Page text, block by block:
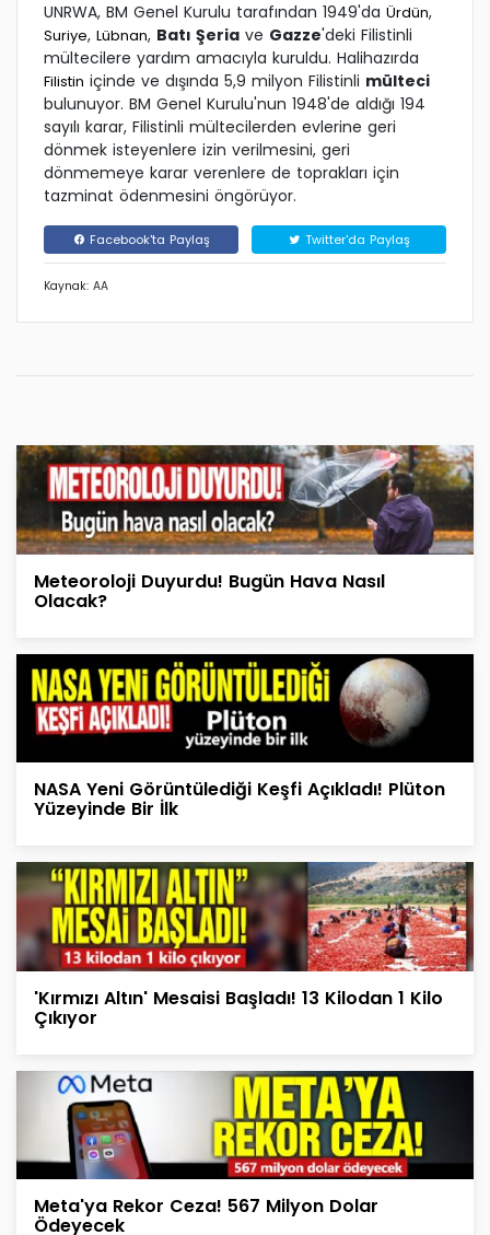
UNRWA, BM Genel Kurulu tarafından 1949'da Ürdün,
Suriye, Lübnan, Batı Şeria ve Gazze'deki Filistinli
mültecilere yardım amacıyla kuruldu. Halihazırda
Filistin içinde ve dışında 5,9 milyon Filistinli mülteci
bulunuyor. BM Genel Kurulu'nun 1948'de aldığı 194
sayılı karar, Filistinli mültecilerden evlerine geri
dönmek isteyenlere izin verilmesini, geri
dönmemeye karar verenlere de toprakları için
tazminat ödenmesini öngörüyor.
Facebook'ta Paylaş Twitter'da Paylaş
Kaynak: AA
Meteoroloji Duyurdu! Bugün Hava Nasıl
Olacak?
NASA Yeni Görüntülediği Keşfi Açıkladı! Plüton
Yüzeyinde Bir İlk
'Kırmızı Altın' Mesaisi Başladı! 13 Kilodan 1 Kilo
Çıkıyor
Meta'ya Rekor Ceza! 567 Milyon Dolar
Ödeyecek